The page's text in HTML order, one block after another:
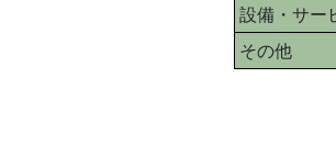
設備・サー
その他